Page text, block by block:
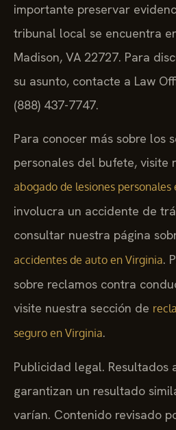
importante preservar
tribunal local se encuentra
Madison, VA 22727. Para
su asunto, contacte a Law
(888) 437-7747.
Para conocer más sobre los
personales del bufete, visite
abogado de lesiones personales
involucra un accidente de
consultar nuestra página
accidentes de auto en Virginia.
sobre reclamos contra
visite nuestra sección de
seguro en Virginia.
Publicidad legal. Resultados
garantizan un resultado
varían. Contenido revisado